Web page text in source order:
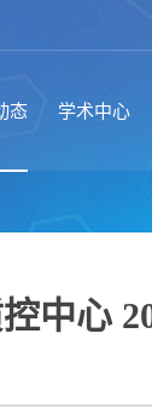
态 学术中心
中心